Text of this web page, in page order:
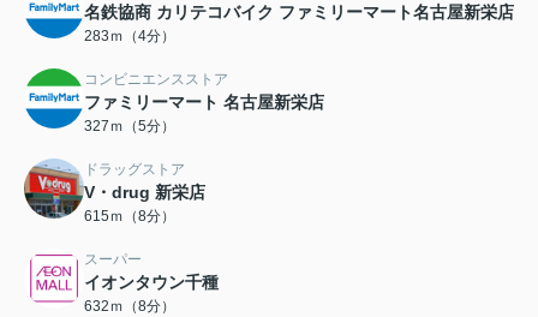
名鉄協商 カリテコバイク ファミリーマート名古屋新栄店
283ｍ（4分）
コンビニエンスストア
ファミリーマート 名古屋新栄店
327ｍ（5分）
ドラッグストア
V・drug 新栄店
615ｍ（8分）
スーパー
イオンタウン千種
632ｍ（8分）